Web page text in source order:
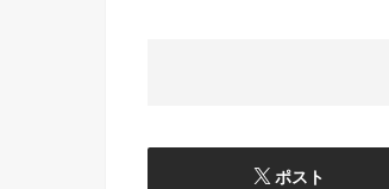
ポスト